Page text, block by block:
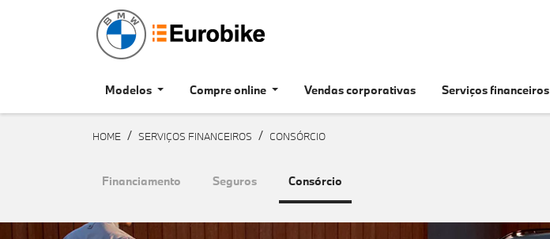
Modelos Compre online Vendas corporativas Serviços financeiros
HOME SERVIÇOS FINANCEIROS CONSÓRCIO
Financiamento Seguros Consórcio